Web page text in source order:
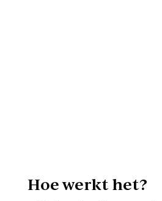
Hoe werkt het?​